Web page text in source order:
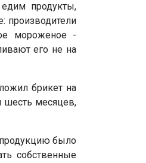
продукты,
производители
мороженое -
его не на
брикет на
шесть месяцев,
продукцию было
собственные